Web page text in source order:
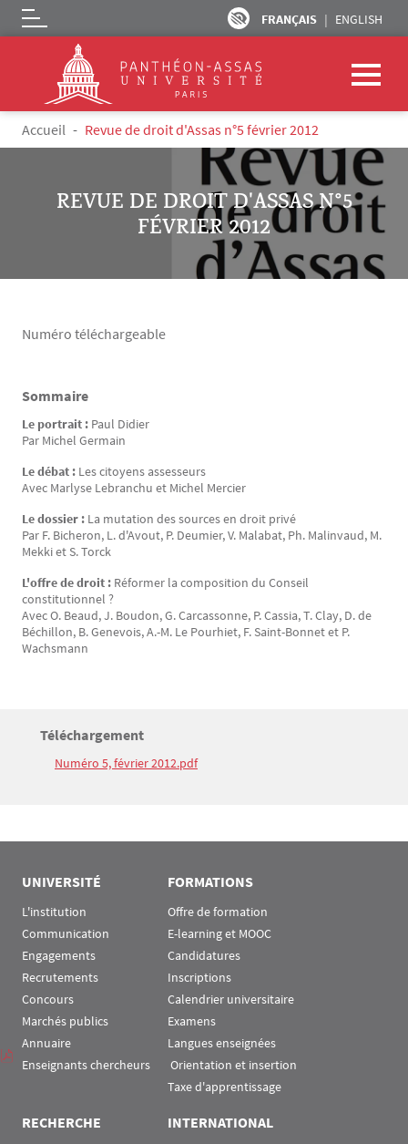
Aller au contenu principal
FRANÇAIS ENGLISH
Logo
Fil d'Ariane
Accueil Revue de droit d'Assas n°5 février 2012
REVUE DE DROIT D'ASSAS N°5
FÉVRIER 2012
Numéro téléchargeable
Texte
Sommaire
Le portrait : Paul Didier
Par Michel Germain
Le débat : Les citoyens assesseurs
Avec Marlyse Lebranchu et Michel Mercier
Le dossier : La mutation des sources en droit privé
Par F. Bicheron, L. d'Avout, P. Deumier, V. Malabat, Ph. Malinvaud, M.
Mekki et S. Torck
L'offre de droit : Réformer la composition du Conseil
constitutionnel ?
Avec O. Beaud, J. Boudon, G. Carcassonne, P. Cassia, T. Clay, D. de
Béchillon, B. Genevois, A.-M. Le Pourhiet, F. Saint-Bonnet et P.
Wachsmann
Bloc(s) libre(s)
Titre
Téléchargement
Texte
Numéro 5, février 2012.pdf
UNIVERSITÉ
L'institution
Communication
Engagements
Recrutements
Concours
Marchés publics
Annuaire
Enseignants chercheurs
FORMATIONS
Offre de formation
E-learning et MOOC
Candidatures
Inscriptions
Calendrier universitaire
Examens
Langues enseignées
Orientation et insertion
Taxe d'apprentissage
RECHERCHE INTERNATIONAL